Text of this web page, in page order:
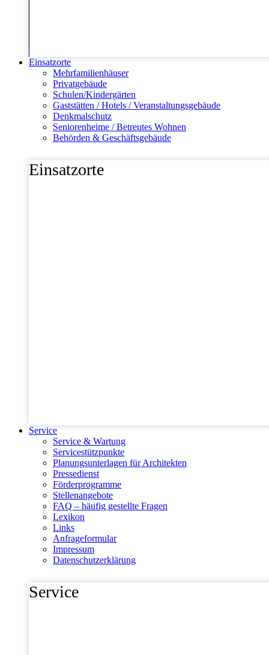
Einsatzorte
Mehrfamilienhäuser
Privatgebäude
Schulen/Kindergärten
Gaststätten / Hotels / Veranstaltungsgebäude
Denkmalschutz
Seniorenheime / Betreutes Wohnen
Behörden & Geschäftsgebäude
Einsatzorte
Service
Service & Wartung
Servicestützpunkte
Planungsunterlagen für Architekten
Pressedienst
Förderprogramme
Stellenangebote
FAQ – häufig gestellte Fragen
Lexikon
Links
Anfrageformular
Impressum
Datenschutzerklärung
Service